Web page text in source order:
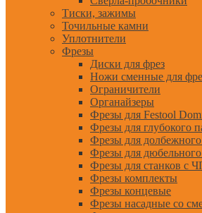
Тиски, зажимы
Точильные камни
Уплотнители
Фрезы
Диски для фрез
Ножи сменные для
Ограничители
Органайзеры
Фрезы для Festool
Фрезы для глубокого
Фрезы для долбежного
Фрезы для
Фрезы для станков с
Фрезы комплекты
Фрезы концевые
Фрезы насадные со